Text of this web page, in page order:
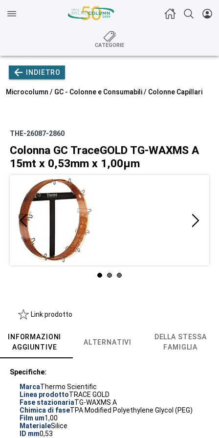
CATEGORIE
INDIETRO
Microcolumn / GC - Colonne e Consumabili/ Colonne Capillari
THE-26087-2860
Colonna GC TraceGOLD TG-WAXMS A
15mt x 0,53mm x 1,00µm
Link prodotto
INFORMAZIONI
AGGIUNTIVE
ALTERNATIVI
DELLA STESSA
FAMIGLIA
Specifiche:
MarcaThermo Scientific
Linea prodottoTRACE GOLD
Fase stazionariaTG-WAXMS A
Chimica di faseTPA Modified Polyethylene Glycol (PEG)
Film um1,00
MaterialeSilice
ID mm0,53